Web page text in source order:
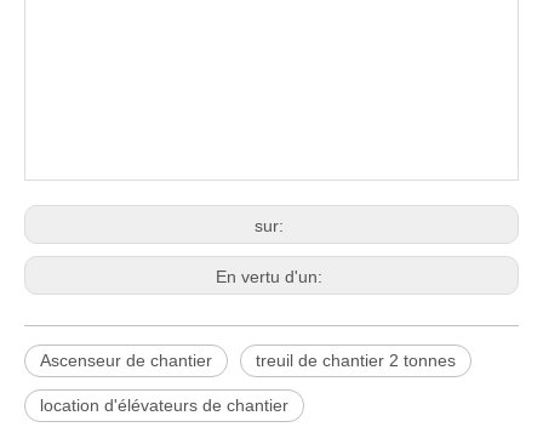
sur:
En vertu d'un:
Ascenseur de chantier treuil de chantier 2 tonnes
location d'élévateurs de chantier